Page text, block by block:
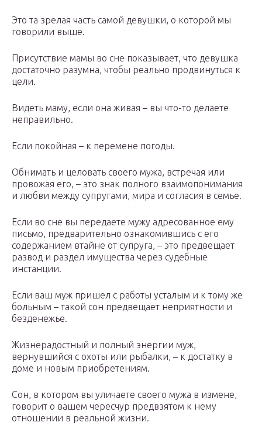
Это та зрелая часть самой девушки, о которой мы
говорили выше.
Присутствие мамы во сне показывает, что девушка
достаточно разумна, чтобы реально продвинуться к
цели.
Видеть маму, если она живая – вы что-то делаете
неправильно.
Если покойная – к перемене погоды.
Обнимать и целовать своего мужа, встречая или
провожая его, – это знак полного взаимопонимания
и любви между супругами, мира и согласия в семье.
Если во сне вы передаете мужу адресованное ему
письмо, предварительно ознакомившись с его
содержанием втайне от супруга, – это предвещает
развод и раздел имущества через судебные
инстанции.
Если ваш муж пришел с работы усталым и к тому же
больным – такой сон предвещает неприятности и
безденежье.
Жизнерадостный и полный энергии муж,
вернувшийся с охоты или рыбалки, – к достатку в
доме и новым приобретениям.
Сон, в котором вы уличаете своего мужа в измене,
говорит о вашем чересчур предвзятом к нему
отношении в реальной жизни.